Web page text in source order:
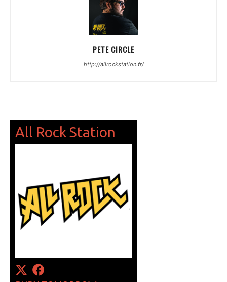
PETE CIRCLE
http://allrockstation.fr/